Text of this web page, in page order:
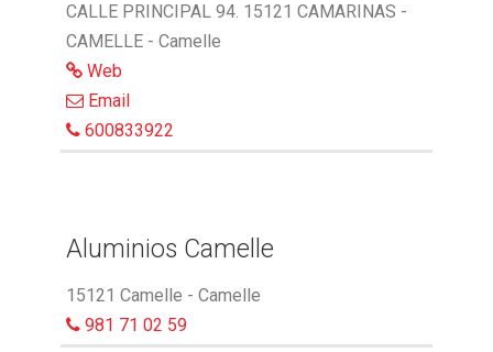
CALLE PRINCIPAL 94. 15121 CAMARINAS -
CAMELLE - Camelle
Web
Email
600833922
Aluminios Camelle
15121 Camelle - Camelle
981 71 02 59